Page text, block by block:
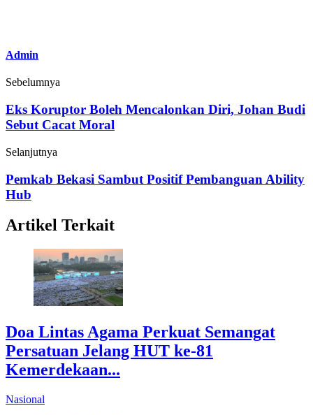
Admin
Sebelumnya
Eks Koruptor Boleh Mencalonkan Diri, Johan Budi
Sebut Cacat Moral
Selanjutnya
Pemkab Bekasi Sambut Positif Pembanguan Ability
Hub
Artikel Terkait
Doa Lintas Agama Perkuat Semangat
Persatuan Jelang HUT ke-81
Kemerdekaan...
Nasional